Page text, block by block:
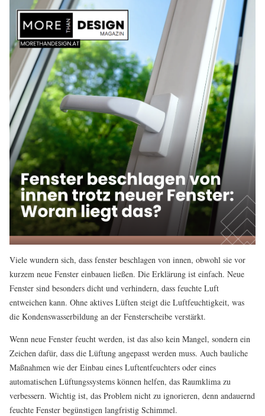
Viele wundern sich, dass fenster beschlagen von innen, obwohl sie vor
kurzem neue Fenster einbauen ließen. Die Erklärung ist einfach. Neue
Fenster sind besonders dicht und verhindern, dass feuchte Luft
entweichen kann. Ohne aktives Lüften steigt die Luftfeuchtigkeit, was
die Kondenswasserbildung an der Fensterscheibe verstärkt.
Wenn neue Fenster feucht werden, ist das also kein Mangel, sondern ein
Zeichen dafür, dass die Lüftung angepasst werden muss. Auch bauliche
Maßnahmen wie der Einbau eines Luftentfeuchters oder eines
automatischen Lüftungssystems können helfen, das Raumklima zu
verbessern. Wichtig ist, das Problem nicht zu ignorieren, denn andauernd
feuchte Fenster begünstigen langfristig Schimmel.